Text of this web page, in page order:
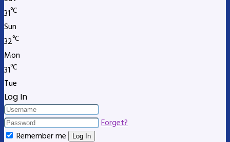
31℃
Sun
32℃
Mon
31℃
Tue
Log In
Forget?
Remember me
Log In